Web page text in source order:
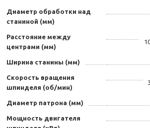
Диаметр обработки над
станиной (мм)
Расстояние между
центрами (мм)
Ширина станины (мм)
Скорость вращения
шпинделя (об/мин)
Диаметр патрона (мм)
Мощность двигателя